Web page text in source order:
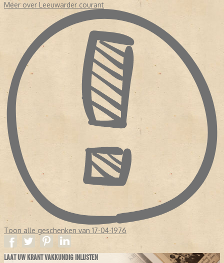
Meer over Leeuwarder courant
Toon alle geschenken van 17-04-1976
LAAT UW KRANT VAKKUNDIG INLIJSTEN